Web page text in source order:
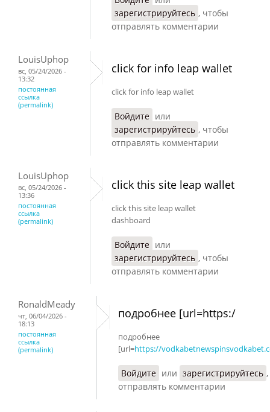
зарегистрируйтесь , чтобы
отправлять комментарии
LouisUphop
вс, 05/24/2026 -
13:32
постоянная
ссылка
(permalink)
click for info leap wallet
click for info leap wallet
Войдите или
зарегистрируйтесь , чтобы
отправлять комментарии
LouisUphop
вс, 05/24/2026 -
13:36
постоянная
ссылка
(permalink)
click this site leap wallet
click this site leap wallet
dashboard
Войдите или
зарегистрируйтесь , чтобы
отправлять комментарии
RonaldMeady
чт, 06/04/2026 -
18:13
постоянная
ссылка
(permalink)
подробнее [url=https:/
подробнее
[url=https://
Войдите или зарегистрируйтесь
отправлять комментарии